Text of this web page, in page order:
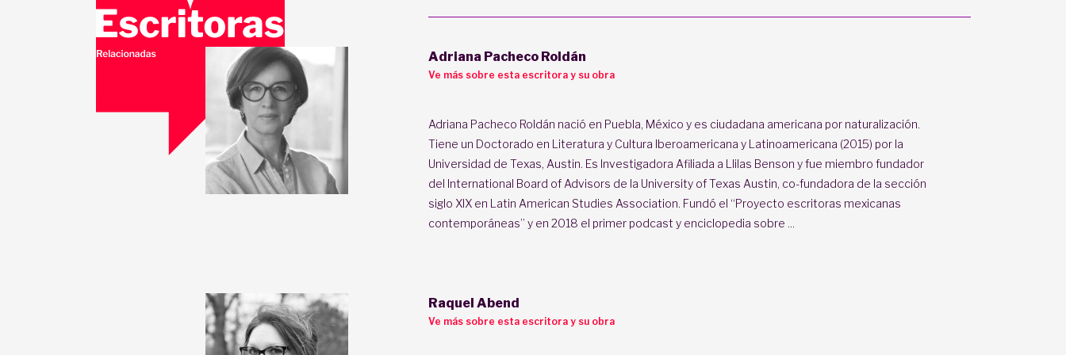
Adriana Pacheco Roldán
Ve más sobre esta escritora y su obra
Adriana Pacheco Roldán nació en Puebla, México y es ciudadana americana por naturalización.
Tiene un Doctorado en Literatura y Cultura Iberoamericana y Latinoamericana (2015) por la
Universidad de Texas, Austin. Es Investigadora Afiliada a Llilas Benson y fue miembro fundador
del International Board of Advisors de la University of Texas Austin, co-fundadora de la sección
siglo XIX en Latin American Studies Association. Fundó el “Proyecto escritoras mexicanas
contemporáneas” y en 2018 el primer podcast y enciclopedia sobre ...
Raquel Abend
Ve más sobre esta escritora y su obra